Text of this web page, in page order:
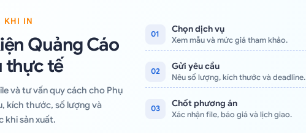
KHI IN
Quảng Cáo
thực tế
và tư vấn quy cách cho Phụ
kích thước, số lượng và
khi sản xuất.
01
Chọn dịch vụ
Xem mẫu và mức giá tham khảo.
02
Gửi yêu cầu
Nêu số lượng, kích thước và deadline.
03
Chốt phương án
Xác nhận file, báo giá và lịch giao.